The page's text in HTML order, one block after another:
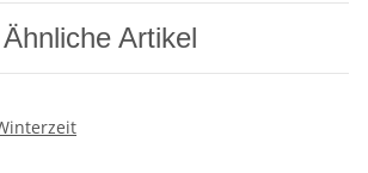
Ähnliche Artikel